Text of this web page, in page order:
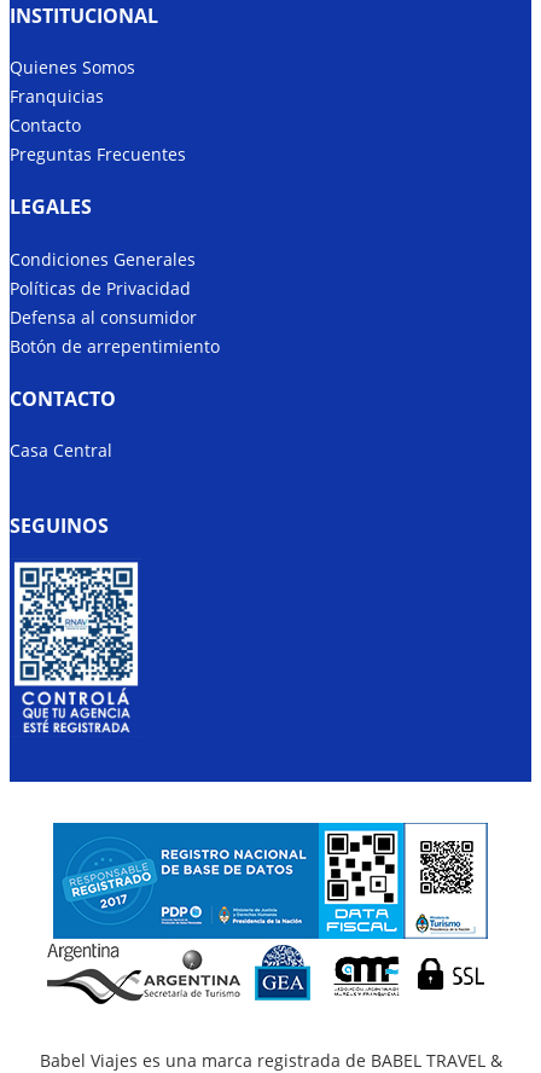
INSTITUCIONAL
Quienes Somos
Franquicias
Contacto
Preguntas Frecuentes
LEGALES
Condiciones Generales
Políticas de Privacidad
Defensa al consumidor
Botón de arrepentimiento
CONTACTO
Casa Central
SEGUINOS
Babel Viajes es una marca registrada de BABEL TRAVEL &